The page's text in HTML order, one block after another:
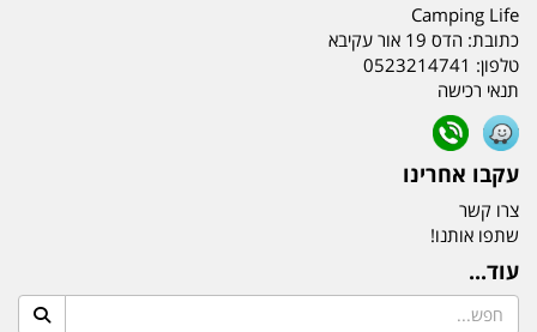
Camping Life
כתובת: הדס 19 אור עקיבא
טלפון: 0523214741
תנאי רכישה
עקבו אחרינו
צרו קשר
שתפו אותנו!
עוד...